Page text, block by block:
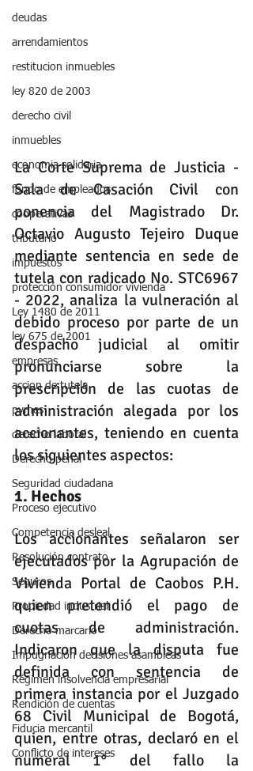
deudas
arrendamientos
restitucion inmuebles
ley 820 de 2003
derecho civil
inmuebles
economia solidaria
fondo de empleados
cooperativas
tributario
impuestos
protección consumidor vivienda
Ley 1480 de 2011
ley 675 de 2001
empresas
accion de tutela
pymes
derecho laboral
Derecho penal
Seguridad ciudadana
Proceso ejecutivo
Competencia desleal
Resolución contrato
Seguros
Propiedad industrial
Derecho marcario
Impugnación decisiones asambleas
Régimen insolvencia empresarial
Rendición de cuentas
Fiducia mercantil
Conflicto de intereses
La Corte Suprema de Justicia -
Sala de Casación Civil con
ponencia del Magistrado Dr.
Octavio Augusto Tejeiro Duque
mediante sentencia en sede de
tutela con radicado No. STC6967
- 2022, analiza la vulneración al
debido proceso por parte de un
despacho judicial al omitir
pronunciarse sobre la
prescripción de las cuotas de
administración alegada por los
accionantes, teniendo en cuenta
los siguientes aspectos:
1. Hechos
Los accionantes señalaron ser
ejecutados por la Agrupación de
Vivienda Portal de Caobos P.H.
quien pretendió el pago de
cuotas de administración.
Indicaron que la disputa fue
definida con sentencia de
primera instancia por el Juzgado
68 Civil Municipal de Bogotá,
quien, entre otras, declaró en el
numeral 1° del fallo la